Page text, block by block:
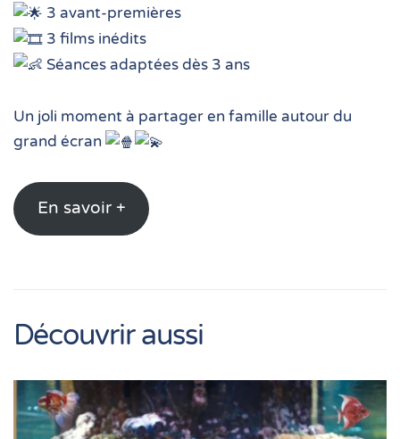
3 avant-premières
3 films inédits
Séances adaptées dès 3 ans
Un joli moment à partager en famille autour du
grand écran
En savoir +
Découvrir aussi